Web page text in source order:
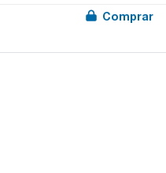
Comprar